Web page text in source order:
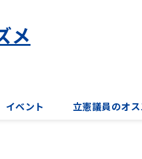
イベント 立憲議員のオス